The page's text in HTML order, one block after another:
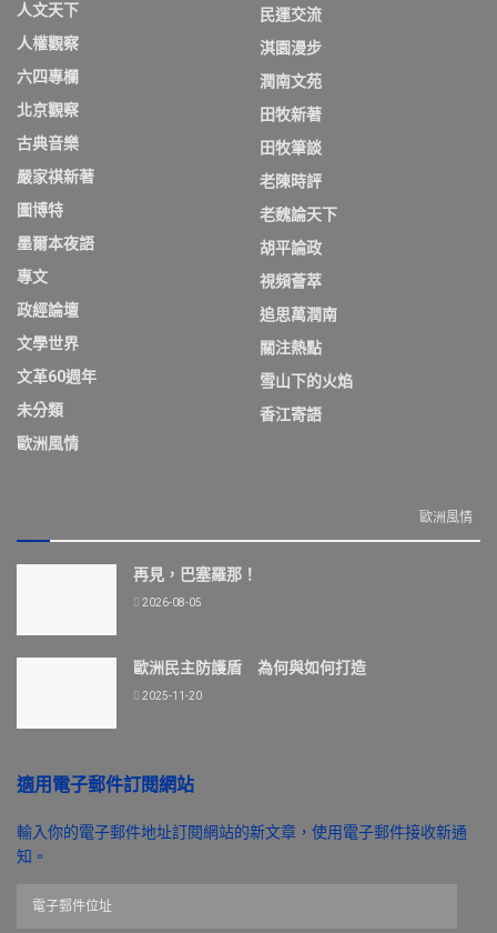
人文天下
人權觀察
六四專欄
北京觀察
古典音樂
嚴家祺新著
圖博特
墨爾本夜語
專文
政經論壇
文學世界
文革60週年
未分類
歐洲風情
民運交流
淇園漫步
潤南文苑
田牧新著
田牧筆談
老陳時評
老魏論天下
胡平論政
視頻薈萃
追思萬潤南
關注熱點
雪山下的火焰
香江寄語
歐洲風情
再見，巴塞羅那！
2026-08-05
歐洲民主防護盾 為何與如何打造
2025-11-20
適用電子郵件訂閱網站
輸入你的電子郵件地址訂閱網站的新文章，使用電子郵件接收新通
知。